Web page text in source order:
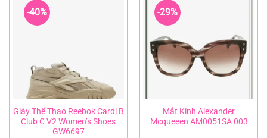
-40%
Giày Thể Thao Reebok Cardi B
Club C V2 Women’s Shoes
GW6697
-29%
Mắt Kính Alexander
Mcqueeen AM0051SA 003